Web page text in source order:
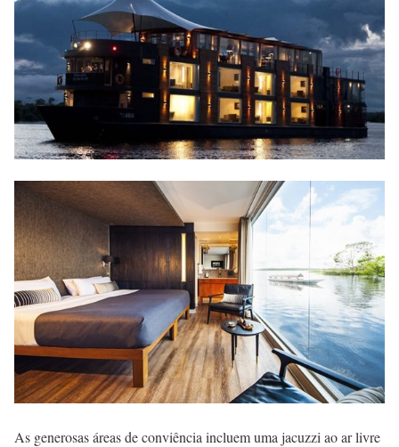
As generosas áreas de conviência incluem uma jacuzzi ao ar livre